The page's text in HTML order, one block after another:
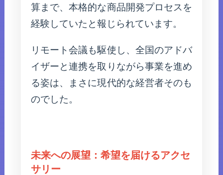
算まで、本格的な商品開発プロセスを
経験していたと報じられています。
リモート会議も駆使し、全国のアドバ
イザーと連携を取りながら事業を進め
る姿は、まさに現代的な経営者そのも
のでした。
未来への展望：希望を届けるアクセ
サリー